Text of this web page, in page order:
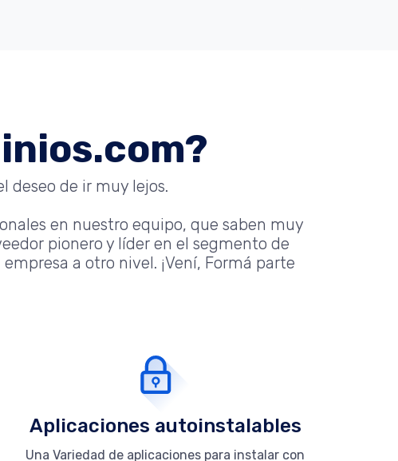
deseo de ir muy lejos.
en nuestro equipo, que saben muy
pionero y líder en el segmento de
a otro nivel. ¡Vení, Formá parte
Aplicaciones autoinstalables
Una Variedad de aplicaciones para instalar con